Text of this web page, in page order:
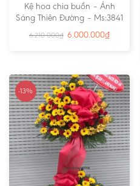
Kệ hoa chia buồn – Ánh
Sáng Thiên Đường – Ms:3841
6.210.000₫ 6.000.000₫
-13%